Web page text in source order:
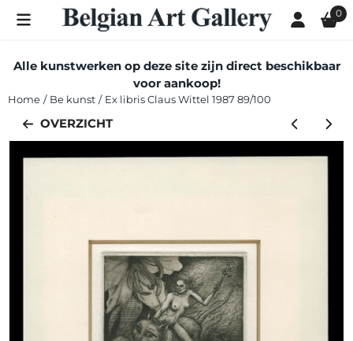
Cookievoorkeuren zijn momenteel gesloten. 0
Alle kunstwerken op deze site zijn direct beschikbaar
voor aankoop!
Home / Be kunst / Ex libris Claus Wittel 1987 89/100
OVERZICHT